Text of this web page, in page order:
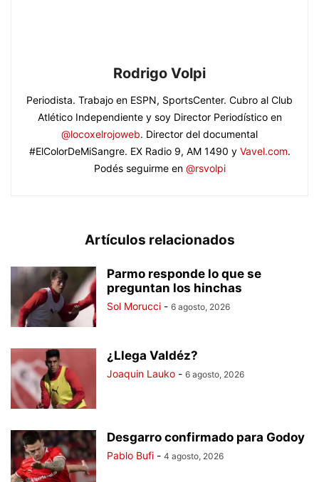
Rodrigo Volpi
Periodista. Trabajo en ESPN, SportsCenter. Cubro al Club
Atlético Independiente y soy Director Periodístico en
@locoxelrojoweb. Director del documental
#ElColorDeMiSangre. EX Radio 9, AM 1490 y Vavel.com.
Podés seguirme en @rsvolpi
Artículos relacionados
Parmo responde lo que se
preguntan los hinchas
Sol Morucci - 6 agosto, 2026
¿Llega Valdéz?
Joaquin Lauko - 6 agosto, 2026
Desgarro confirmado para Godoy
Pablo Bufi - 4 agosto, 2026